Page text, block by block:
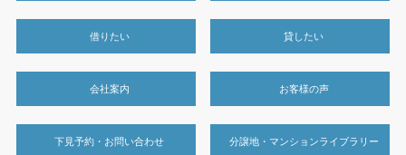
借りたい 貸したい
会社案内 お客様の声
下見予約・お問い合わせ 分譲地・マンションライブラリー